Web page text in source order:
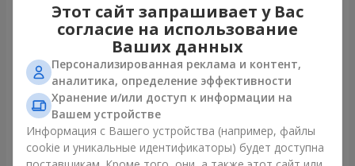
Букет "Нежность рассвета"
4 265 грн
Букет "Прикосновение
нежности"
2 499 грн
Этот сайт запрашивает у Вас
согласие на использование
Ваших данных
Персонализированная реклама и контент,
аналитика, определение эффективности
Хранение и/или доступ к информации на
Вашем устройстве
Информация с Вашего устройства (например, файлы
cookie и уникальные идентификаторы) будет доступна